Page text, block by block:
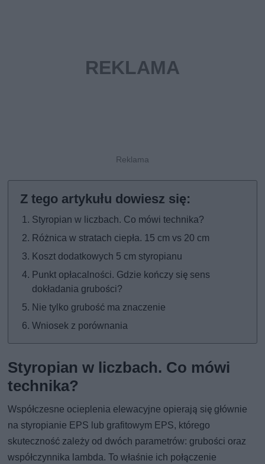
Styropian w liczbach. Co mówi technika?
Różnica w stratach ciepła. 15 cm vs 20 cm
Koszt dodatkowych 5 cm styropianu
Punkt opłacalności. Gdzie kończy się sens
dokładania grubości?
Nie tylko grubość ma znaczenie
Wniosek z porównania
Styropian w liczbach. Co mówi
technika?
Współczesne ocieplenia elewacyjne opierają się głównie
na styropianie EPS lub grafitowym EPS, którego
skuteczność zależy od dwóch parametrów: grubości oraz
współczynnika lambda. To właśnie ich połączenie